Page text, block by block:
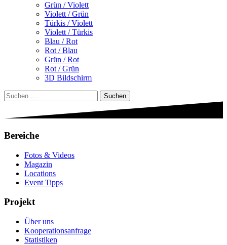
Grün / Violett
Violett / Grün
Türkis / Violett
Violett / Türkis
Blau / Rot
Rot / Blau
Grün / Rot
Rot / Grün
3D Bildschirm
Suchen
nach:
Bereiche
Fotos & Videos
Magazin
Locations
Event Tipps
Projekt
Über uns
Kooperationsanfrage
Statistiken